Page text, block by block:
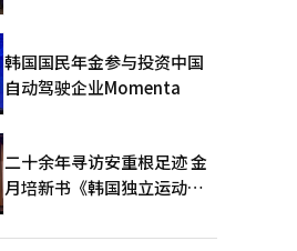
韩国国民年金参与投资中国
自动驾驶企业Momenta
二十余年寻访安重根足迹 金
月培新书《韩国独立运动圣
版